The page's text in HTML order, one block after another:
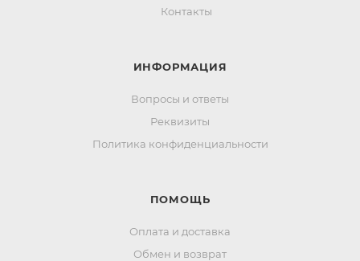
Контакты
ИНФОРМАЦИЯ
Вопросы и ответы
Реквизиты
Политика конфиденциальности
ПОМОЩЬ
Оплата и доставка
Обмен и возврат